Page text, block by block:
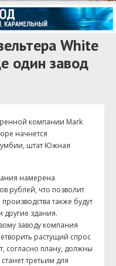
White
один завод
компании Mark
начнется
штат Южная
намерена
рублей, что позволит
также будут
здания.
заводу компания
растущий спрос
согласно плану, должны
третьим для